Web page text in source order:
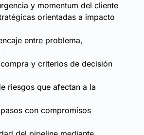
y momentum del cliente
orientadas a impacto
entre problema,
y criterios de decisión
riesgos que afectan a la
con compromisos